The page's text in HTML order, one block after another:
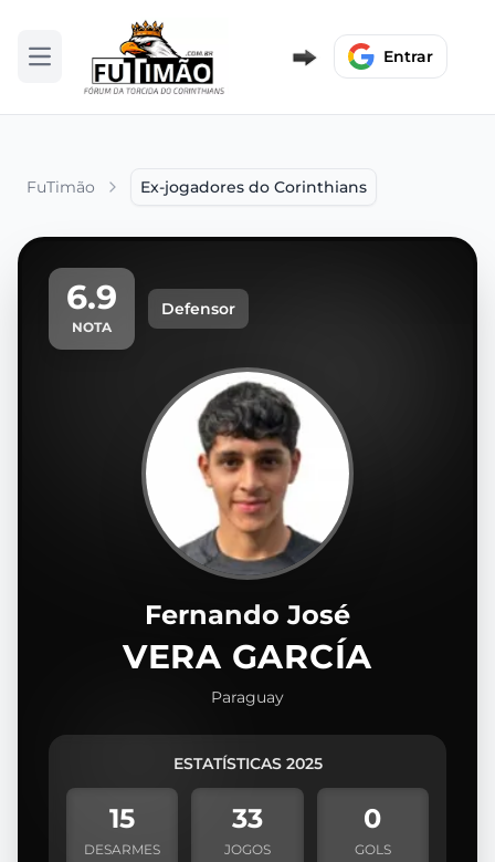
Abrir menu Entrar
FuTimão Ex-jogadores do Corinthians
6.9
NOTA
Defensor
Fernando José
VERA GARCÍA
Paraguay
ESTATÍSTICAS 2025
15
DESARMES
33
JOGOS
0
GOLS